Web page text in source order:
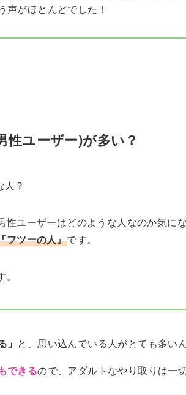
声がほとんどでした！
ユーザー)が多い？
ユーザーはどのような人なのか気にな
フツーの人』です。
と、思い込んでいる人がとても多いん
できるので、アダルトなやり取りは一